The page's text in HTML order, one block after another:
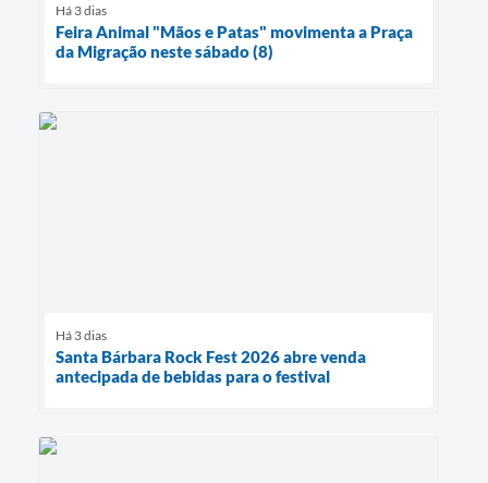
Há 3 dias
Feira Animal "Mãos e Patas" movimenta a Praça
da Migração neste sábado (8)
Há 3 dias
Santa Bárbara Rock Fest 2026 abre venda
antecipada de bebidas para o festival